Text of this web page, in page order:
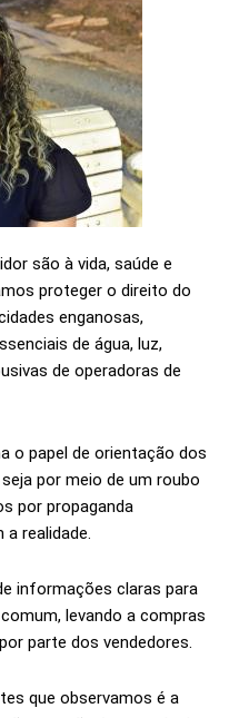
são à vida, saúde e
proteger o direito do
enganosas,
de água, luz,
de operadoras de
o papel de orientação dos
por meio de um roubo
por propaganda
a realidade.
informações claras para
levando a compras
parte dos vendedores.
que observamos é a